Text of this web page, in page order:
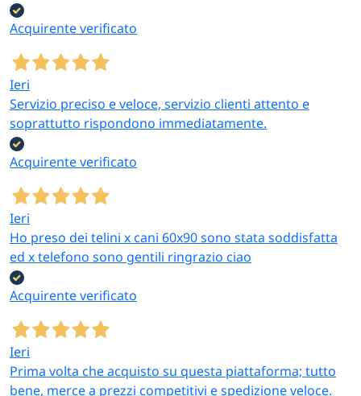
Acquirente verificato
Ieri
Servizio preciso e veloce, servizio clienti attento e
soprattutto rispondono immediatamente.
Acquirente verificato
Ieri
Ho preso dei telini x cani 60x90 sono stata soddisfatta
ed x telefono sono gentili ringrazio ciao
Acquirente verificato
Ieri
Prima volta che acquisto su questa piattaforma; tutto
bene, merce a prezzi competitivi e spedizione veloce.